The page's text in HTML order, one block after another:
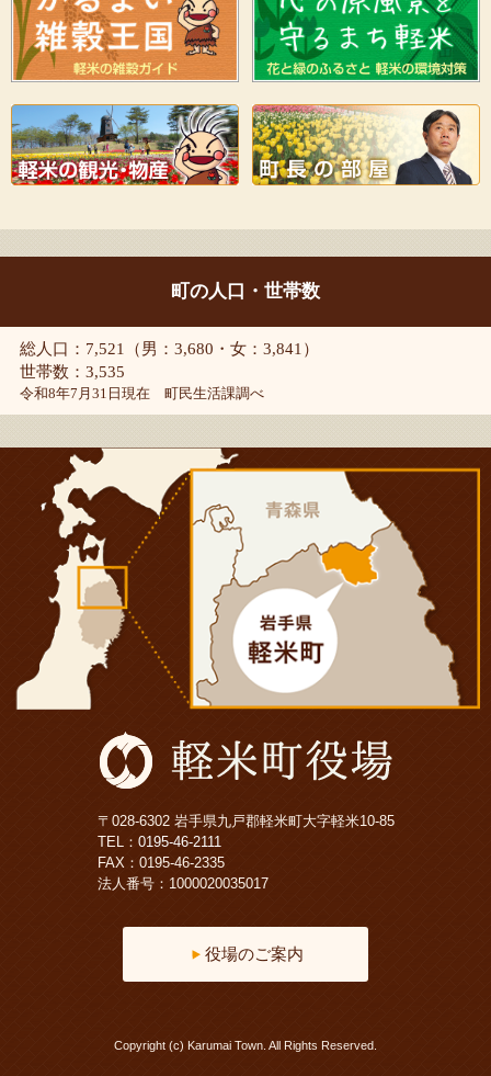
町の人口・世帯数
総人口：7,521（男：3,680・女：3,841）
世帯数：3,535
令和8年7月31日現在 町民生活課調べ
〒028-6302 岩手県九戸郡軽米町大字軽米10-85
TEL： 0195-46-2111
FAX：0195-46-2335
法人番号：1000020035017
役場のご案内
Copyright (c) Karumai Town. All Rights Reserved.